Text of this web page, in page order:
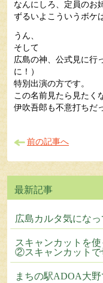
なんにしろ、定員のお
ずるいよこういうボケ
うん、
そして
広島の神、公式見に行
に！）
特別出演の方です。
この名前見たら見たく
伊吹吾郎も不意打ちだ
前の記事へ
広島カルタ気にな
スキャンカットを
②スキャンカットで
まちの駅ADOA大野